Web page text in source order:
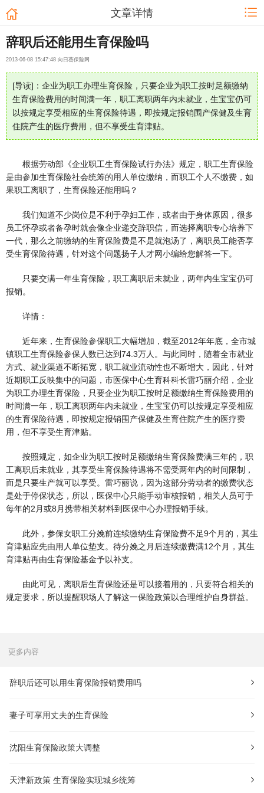
文章详情
辞职后还能用生育保险吗
2013-06-08 15:47:48 向日葵保险网
[导读]：企业为职工办理生育保险，只要企业为职工按时足额缴纳
生育保险费用的时间满一年，职工离职两年内未就业，生宝宝仍可
以按规定享受相应的生育保险待遇，即按规定报销围产保健及生育
住院产生的医疗费用，但不享受生育津贴。
根据劳动部《企业职工生育保险试行办法》规定，职工生育保险
是由参加生育保险社会统筹的用人单位缴纳，而职工个人不缴费，如
果职工离职了，生育保险还能用吗？
我们知道不少岗位是不利于孕妇工作，或者由于身体原因，很多
员工怀孕或者备孕时就会像企业递交辞职信，而选择离职专心培养下
一代，那么之前缴纳的生育保险费是不是就泡汤了，离职员工能否享
受生育保险待遇，针对这个问题扬子人才网小编给您解答一下。
只要交满一年生育保险，职工离职后未就业，两年内生宝宝仍可
报销。
详情：
近年来，生育保险参保职工大幅增加，截至2012年年底，全市城
镇职工生育保险参保人数已达到74.3万人。与此同时，随着全市就业
方式、就业渠道不断拓宽，职工就业流动性也不断增大，因此，针对
近期职工反映集中的问题，市医保中心生育科科长雷巧丽介绍，企业
为职工办理生育保险，只要企业为职工按时足额缴纳生育保险费用的
时间满一年，职工离职两年内未就业，生宝宝仍可以按规定享受相应
的生育保险待遇，即按规定报销围产保健及生育住院产生的医疗费
用，但不享受生育津贴。
按照规定，如企业为职工按时足额缴纳生育保险费满三年的，职
工离职后未就业，其享受生育保险待遇将不需受两年内的时间限制，
而是只要生产就可以享受。雷巧丽说，因为这部分劳动者的缴费状态
是处于停保状态，所以，医保中心只能手动审核报销，相关人员可于
每年的2月或8月携带相关材料到医保中心办理报销手续。
此外，参保女职工分娩前连续缴纳生育保险费不足9个月的，其生
育津贴应先由用人单位垫支。待分娩之月后连续缴费满12个月，其生
育津贴再由生育保险基金予以补支。
由此可见，离职后生育保险还是可以接着用的，只要符合相关的
规定要求，所以提醒职场人了解这一保险政策以合理维护自身群益。
更多内容
辞职后还可以用生育保险报销费用吗
妻子可享用丈夫的生育保险
沈阳生育保险政策大调整
天津新政策 生育保险实现城乡统筹